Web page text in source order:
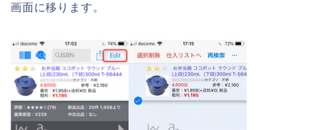
画面に移ります。